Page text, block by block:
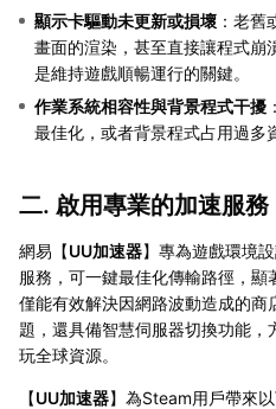
顯示卡驅動未更新或損壞 ：老
畫面的渲染，甚至直接讓程式崩
是維持遊戲順暢運行的關鍵。
作業系統相容性與背景程式干擾
最佳化，或者背景程式占用過多
二. 啟用專業的加速服務
網易【UU加速器】專為遊戲環境
服務，可一鍵最佳化傳輸路徑，
僅能有效解決因網路波動造成的商
題，還具備智慧伺服器切換功能
玩全球資源。
【UU加速器】為Steam用戶帶來